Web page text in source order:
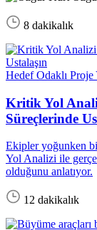
8 dakikalık
Hedef Odaklı
Kritik Yol
Süreçlerinde
Ekipler yoğunken
Yol Analizi ile
olduğunu anlatıyor.
12 dakikalık